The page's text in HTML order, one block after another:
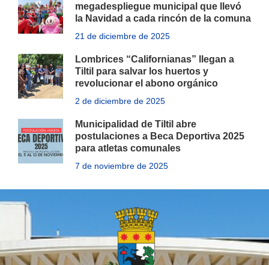
megadespliegue municipal que llevó
la Navidad a cada rincón de la comuna
21 de diciembre de 2025
Lombrices “Californianas” llegan a
Tiltil para salvar los huertos y
revolucionar el abono orgánico
2 de diciembre de 2025
Municipalidad de Tiltil abre
postulaciones a Beca Deportiva 2025
para atletas comunales
7 de noviembre de 2025